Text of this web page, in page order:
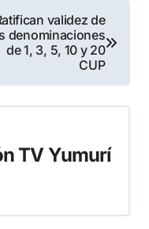
validez de
denominaciones
de 1, 3, 5, 10 y 20
CUP
TV Yumurí